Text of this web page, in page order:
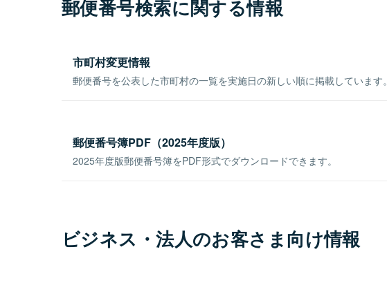
郵便番号検索に関する情報
市町村変更情報
郵便番号を公表した市町村の一覧を実施日の新しい順に掲載しています。
郵便番号簿PDF（2025年度版）
2025年度版郵便番号簿をPDF形式でダウンロードできます。
ビジネス・法人のお客さま向け情報